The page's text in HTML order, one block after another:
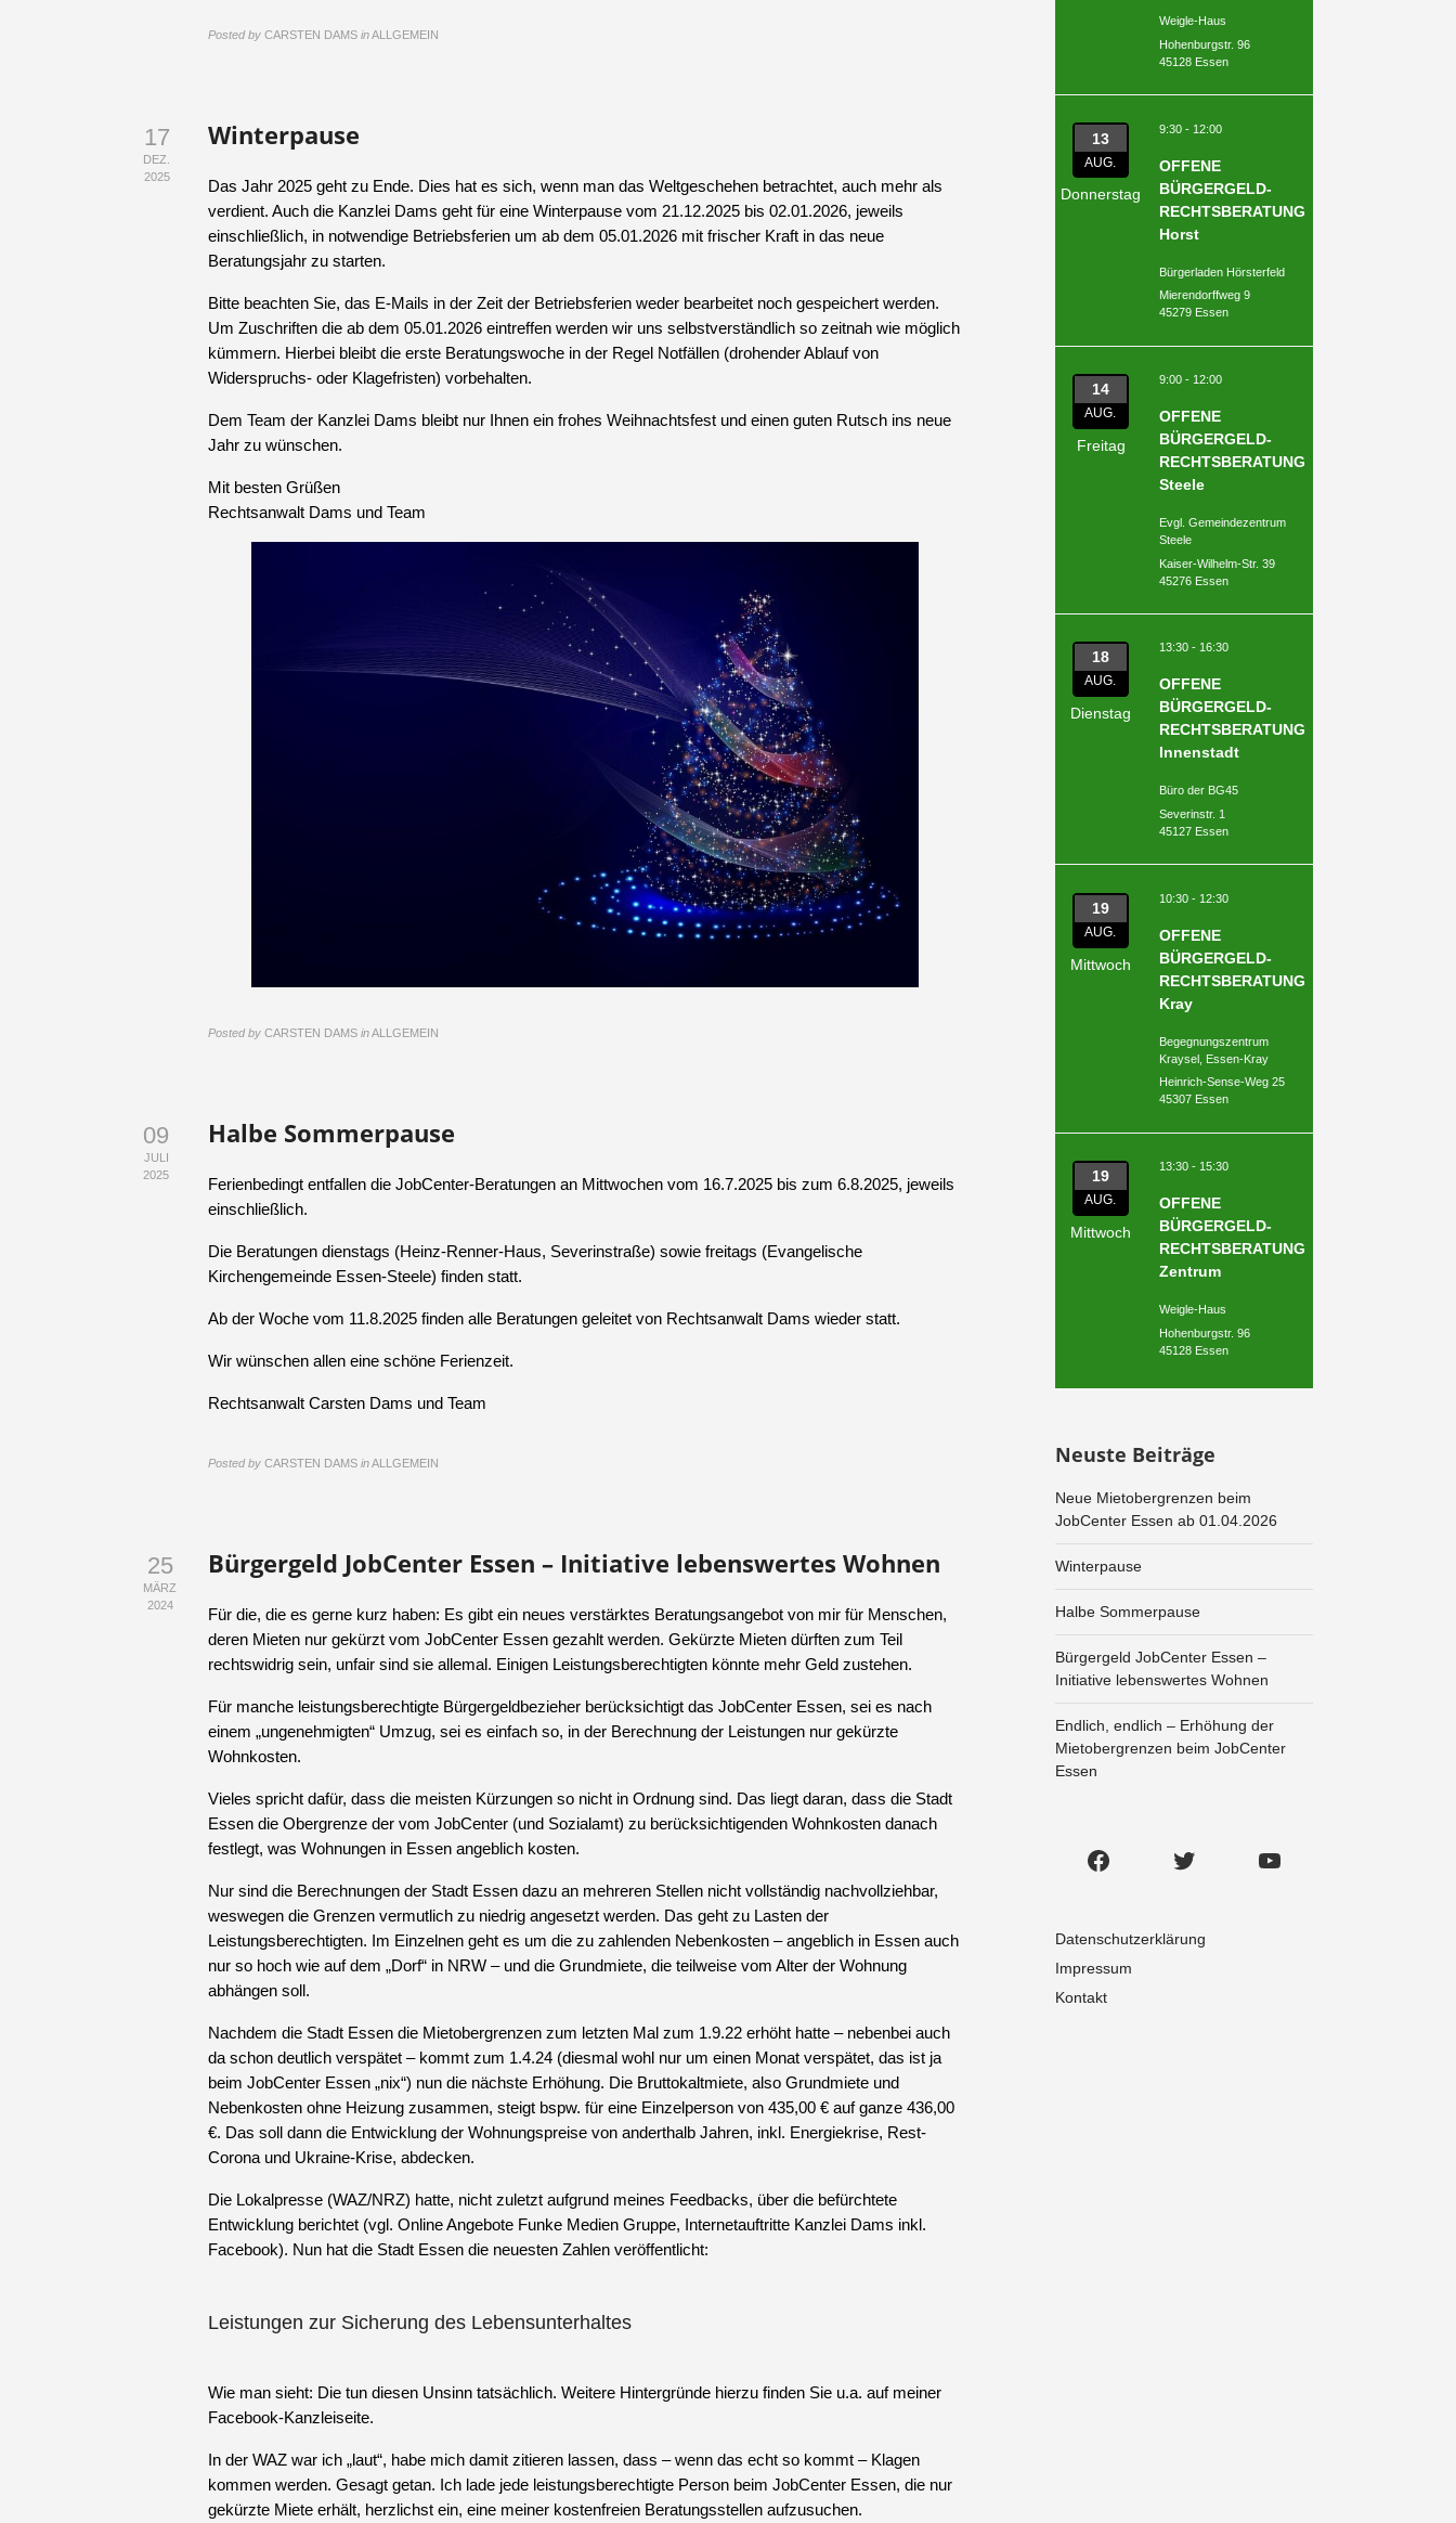
Posted by CARSTEN DAMS inALLGEMEIN
17
DEZ.
2025
Winterpause
Das Jahr 2025 geht zu Ende. Dies hat es sich, wenn man das Weltgeschehen betrachtet, auch mehr als
verdient. Auch die Kanzlei Dams geht für eine Winterpause vom 21.12.2025 bis 02.01.2026, jeweils
einschließlich, in notwendige Betriebsferien um ab dem 05.01.2026 mit frischer Kraft in das neue
Beratungsjahr zu starten.
Bitte beachten Sie, das E-Mails in der Zeit der Betriebsferien weder bearbeitet noch gespeichert werden.
Um Zuschriften die ab dem 05.01.2026 eintreffen werden wir uns selbstverständlich so zeitnah wie möglich
kümmern. Hierbei bleibt die erste Beratungswoche in der Regel Notfällen (drohender Ablauf von
Widerspruchs- oder Klagefristen) vorbehalten.
Dem Team der Kanzlei Dams bleibt nur Ihnen ein frohes Weihnachtsfest und einen guten Rutsch ins neue
Jahr zu wünschen.
Mit besten Grüßen
Rechtsanwalt Dams und Team
Posted by CARSTEN DAMS inALLGEMEIN
09
JULI
2025
Halbe Sommerpause
Ferienbedingt entfallen die JobCenter-Beratungen an Mittwochen vom 16.7.2025 bis zum 6.8.2025, jeweils
einschließlich.
Die Beratungen dienstags (Heinz-Renner-Haus, Severinstraße) sowie freitags (Evangelische
Kirchengemeinde Essen-Steele) finden statt.
Ab der Woche vom 11.8.2025 finden alle Beratungen geleitet von Rechtsanwalt Dams wieder statt.
Wir wünschen allen eine schöne Ferienzeit.
Rechtsanwalt Carsten Dams und Team
Posted by CARSTEN DAMS inALLGEMEIN
25
MÄRZ
2024
Bürgergeld JobCenter Essen – Initiative lebenswertes Wohnen
Für die, die es gerne kurz haben: Es gibt ein neues verstärktes Beratungsangebot von mir für Menschen,
deren Mieten nur gekürzt vom JobCenter Essen gezahlt werden. Gekürzte Mieten dürften zum Teil
rechtswidrig sein, unfair sind sie allemal. Einigen Leistungsberechtigten könnte mehr Geld zustehen.
Für manche leistungsberechtigte Bürgergeldbezieher berücksichtigt das JobCenter Essen, sei es nach
einem „ungenehmigten“ Umzug, sei es einfach so, in der Berechnung der Leistungen nur gekürzte
Wohnkosten.
Vieles spricht dafür, dass die meisten Kürzungen so nicht in Ordnung sind. Das liegt daran, dass die Stadt
Essen die Obergrenze der vom JobCenter (und Sozialamt) zu berücksichtigenden Wohnkosten danach
festlegt, was Wohnungen in Essen angeblich kosten.
Nur sind die Berechnungen der Stadt Essen dazu an mehreren Stellen nicht vollständig nachvollziehbar,
weswegen die Grenzen vermutlich zu niedrig angesetzt werden. Das geht zu Lasten der
Leistungsberechtigten. Im Einzelnen geht es um die zu zahlenden Nebenkosten – angeblich in Essen auch
nur so hoch wie auf dem „Dorf“ in NRW – und die Grundmiete, die teilweise vom Alter der Wohnung
abhängen soll.
Nachdem die Stadt Essen die Mietobergrenzen zum letzten Mal zum 1.9.22 erhöht hatte – nebenbei auch
da schon deutlich verspätet – kommt zum 1.4.24 (diesmal wohl nur um einen Monat verspätet, das ist ja
beim JobCenter Essen „nix“) nun die nächste Erhöhung. Die Bruttokaltmiete, also Grundmiete und
Nebenkosten ohne Heizung zusammen, steigt bspw. für eine Einzelperson von 435,00 € auf ganze 436,00
€. Das soll dann die Entwicklung der Wohnungspreise von anderthalb Jahren, inkl. Energiekrise, Rest-
Corona und Ukraine-Krise, abdecken.
Die Lokalpresse (WAZ/NRZ) hatte, nicht zuletzt aufgrund meines Feedbacks, über die befürchtete
Entwicklung berichtet (vgl. Online Angebote Funke Medien Gruppe, Internetauftritte Kanzlei Dams inkl.
Facebook). Nun hat die Stadt Essen die neuesten Zahlen veröffentlicht:
Leistungen zur Sicherung des Lebensunterhaltes
Wie man sieht: Die tun diesen Unsinn tatsächlich. Weitere Hintergründe hierzu finden Sie u.a. auf meiner
Facebook-Kanzleiseite.
In der WAZ war ich „laut“, habe mich damit zitieren lassen, dass – wenn das echt so kommt – Klagen
kommen werden. Gesagt getan. Ich lade jede leistungsberechtigte Person beim JobCenter Essen, die nur
gekürzte Miete erhält, herzlichst ein, eine meiner kostenfreien Beratungsstellen aufzusuchen.
Weigle-Haus
Hohenburgstr. 96
45128 Essen
13
AUG.
Donnerstag
9:30 - 12:00
OFFENE
BÜRGERGELD-
RECHTSBERATUNG
Horst
Bürgerladen Hörsterfeld
Mierendorffweg 9
45279 Essen
14
AUG.
Freitag
9:00 - 12:00
OFFENE
BÜRGERGELD-
RECHTSBERATUNG
Steele
Evgl. Gemeindezentrum
Steele
Kaiser-Wilhelm-Str. 39
45276 Essen
18
AUG.
Dienstag
13:30 - 16:30
OFFENE
BÜRGERGELD-
RECHTSBERATUNG
Innenstadt
Büro der BG45
Severinstr. 1
45127 Essen
19
AUG.
Mittwoch
10:30 - 12:30
OFFENE
BÜRGERGELD-
RECHTSBERATUNG
Kray
Begegnungszentrum
Kraysel, Essen-Kray
Heinrich-Sense-Weg 25
45307 Essen
19
AUG.
Mittwoch
13:30 - 15:30
OFFENE
BÜRGERGELD-
RECHTSBERATUNG
Zentrum
Weigle-Haus
Hohenburgstr. 96
45128 Essen
Neuste Beiträge
Neue Mietobergrenzen beim
JobCenter Essen ab 01.04.2026
Winterpause
Halbe Sommerpause
Bürgergeld JobCenter Essen –
Initiative lebenswertes Wohnen
Endlich, endlich – Erhöhung der
Mietobergrenzen beim JobCenter
Essen
Facebook Twitter YouTube
Datenschutzerklärung
Impressum
Kontakt